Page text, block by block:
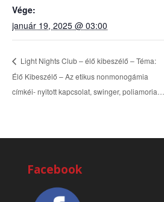
Vége:
január 19, 2025 @ 03:00
Light Nights Club – élő kibeszélő – Téma:
Élő Kibeszélő – Az etikus nonmonogámia
címkéi- nyitott kapcsolat, swinger, poliamoria…
Facebook